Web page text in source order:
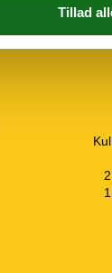
Ingen TV2
Kul
2
1